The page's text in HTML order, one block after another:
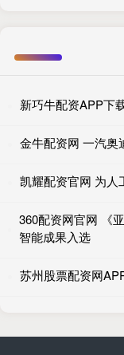
新巧牛配资APP下
金牛配资网 一汽奥
凯耀配资官网 为人
360配资网官网 《
智能成果入选
苏州股票配资网